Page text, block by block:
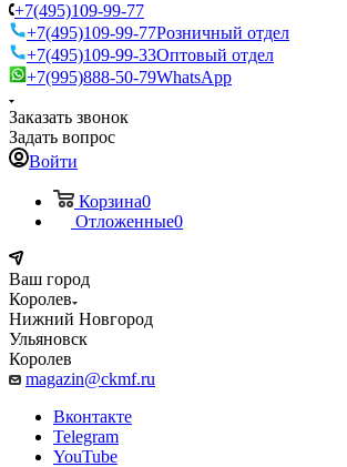
+7(495)109-99-77
+7(495)109-99-77Розничный отдел
+7(495)109-99-33Оптовый отдел
+7(995)888-50-79WhatsApp
Заказать звонок
Задать вопрос
Войти
Корзина0
Отложенные0
Ваш город
Королев
Нижний Новгород
Ульяновск
Королев
magazin@ckmf.ru
Вконтакте
Telegram
YouTube